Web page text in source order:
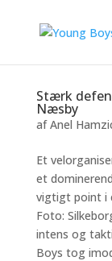
Stærk
Næsby
afAnel
Et
et
vigtigt point i
Foto:
intens og
Boys tog